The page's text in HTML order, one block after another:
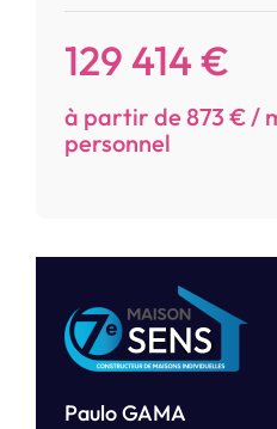
129 414 €
à partir de 873 € /
personnel
Paulo GAMA